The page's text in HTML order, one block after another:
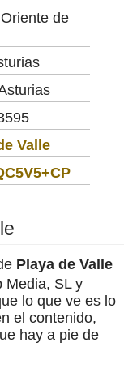
de
Valle
Playa de Valle
Media, SL y
lo que ve es lo
el contenido,
hay a pie de